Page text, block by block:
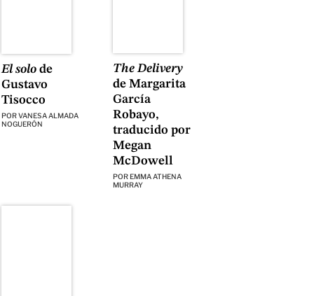
El solo de
Gustavo
Tisocco
PORVANESA ALMADA
NOGUERÓN
The Delivery
de Margarita
García
Robayo,
traducido por
Megan
McDowell
POR EMMA ATHENA
MURRAY